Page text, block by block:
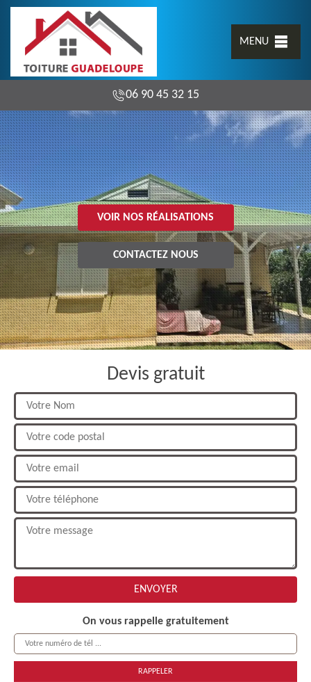
MENU
06 90 45 32 15
VOIR NOS RÉALISATIONS
CONTACTEZ NOUS
Devis gratuit
On vous rappelle gratuitement